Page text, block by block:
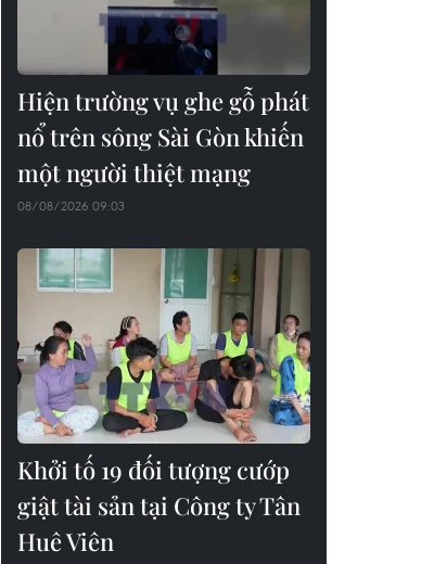
Hiện trường vụ ghe gỗ phát
nổ trên sông Sài Gòn khiến
một người thiệt mạng
08/08/2026 09:03
Khởi tố 19 đối tượng cướp
giật tài sản tại Công ty Tân
Huê Viên